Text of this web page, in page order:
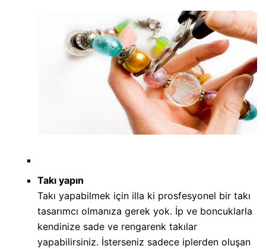
Takı yapın
Takı yapabilmek için illa ki prosfesyonel bir takı
tasarımcı olmanıza gerek yok. İp ve boncuklarla
kendinize sade ve rengarenk takılar
yapabilirsiniz. İsterseniz sadece iplerden oluşan